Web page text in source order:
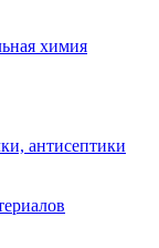
химия
антисептики